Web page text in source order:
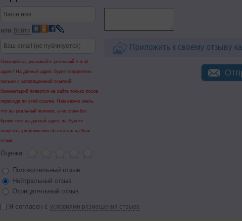
или Войти
Пожалуйста, указывайте реальный e-mail
адрес! На данный адрес будет отправлено
письмо с активационной ссылкой.
Комментарий появится на сайте только после
перехода по этой ссылке. Нам важно знать,
что вы реальный человек, а не спам-бот.
Кроме того на данный адрес вы будете
получать уведомления об ответах на Ваш
отзыв.
Оценка
Положительный отзыв
Нейтральный отзыв
Отрицательный отзыв
Приложить к своему отзыву
Я согласен с условиями размещения отзыва